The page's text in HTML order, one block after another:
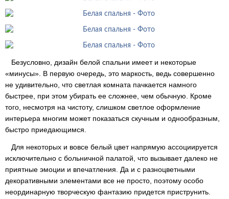
Безусловно, дизайн белой спальни имеет и некоторые
«минусы». В первую очередь, это маркость, ведь совершенно
не удивительно, что светлая комната пачкается намного
быстрее, при этом убирать ее сложнее, чем обычную. Кроме
того, несмотря на чистоту, слишком светлое оформление
интерьера многим может показаться скучным и однообразным,
быстро приедающимся.
Для некоторых и вовсе белый цвет напрямую ассоциируется
исключительно с больничной палатой, что вызывает далеко не
приятные эмоции и впечатления. Да и с разноцветными
декоративными элементами все не просто, поэтому особо
неординарную творческую фантазию придется приструнить.